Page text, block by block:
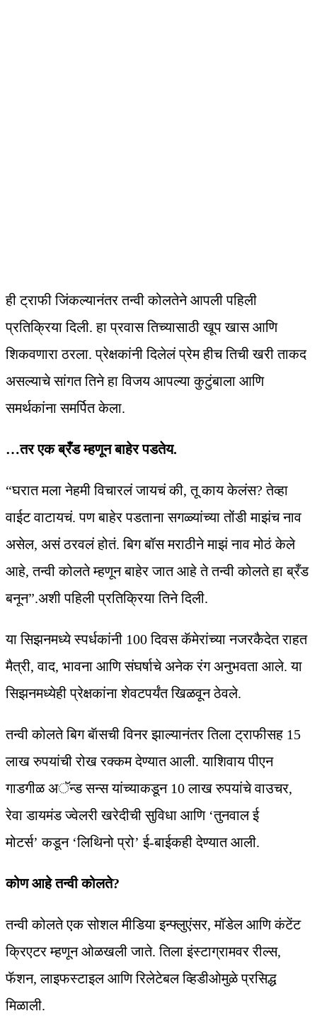
ही ट्राफी जिंकल्यानंतर तन्वी कोलतेने आपली पहिली
प्रतिक्रिया दिली. हा प्रवास तिच्यासाठी खूप खास आणि
शिकवणारा ठरला. प्रेक्षकांनी दिलेलं प्रेम हीच तिची खरी ताकद
असल्याचे सांगत तिने हा विजय आपल्या कुटुंबाला आणि
समर्थकांना समर्पित केला.
…तर एक ब्रँड म्हणून बाहेर पडतेय.
“घरात मला नेहमी विचारलं जायचं की, तू काय केलंस? तेव्हा
वाईट वाटायचं. पण बाहेर पडताना सगळ्यांच्या तोंडी माझंच नाव
असेल, असं ठरवलं होतं. बिग बॉस मराठीने माझं नाव मोठं केले
आहे, तन्वी कोलते म्हणून बाहेर जात आहे ते तन्वी कोलते हा ब्रँड
बनून”.अशी पहिली प्रतिक्रिया तिने दिली.
या सिझनमध्ये स्पर्धकांनी 100 दिवस कॅमेरांच्या नजरकैदेत राहत
मैत्री, वाद, भावना आणि संघर्षाचे अनेक रंग अनुभवता आले. या
सिझनमध्येही प्रेक्षकांना शेवटपर्यंत खिळवून ठेवले.
तन्वी कोलते बिग बॅासची विनर झाल्यानंतर तिला ट्राफीसह 15
लाख रुपयांची रोख रक्कम देण्यात आली. याशिवाय पीएन
गाडगीळ अॅन्ड सन्स यांच्याकडून 10 लाख रुपयांचे वाउचर,
रेवा डायमंड ज्वेलरी खरेदीची सुविधा आणि ‘तुनवाल ई
मोटर्स’ कडून ‘लिथिनो प्रो’ ई-बाईकही देण्यात आली.
कोण आहे तन्वी कोलते?
तन्वी कोलते एक सोशल मीडिया इन्फ्लुएंसर, मॉडेल आणि कंटेंट
क्रिएटर म्हणून ओळखली जाते. तिला इंस्टाग्रामवर रील्स,
फॅशन, लाइफस्टाइल आणि रिलेटेबल व्हिडीओमुळे प्रसिद्ध
मिळाली.